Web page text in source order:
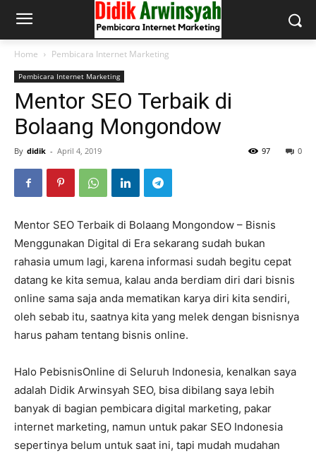
Home Pembicara Internet Marketing
Pembicara Internet Marketing
Mentor SEO Terbaik di
Bolaang Mongondow
By didik - April 4, 2019 0
97
Mentor SEO Terbaik di Bolaang Mongondow – Bisnis
Menggunakan Digital di Era sekarang sudah bukan
rahasia umum lagi, karena informasi sudah begitu cepat
datang ke kita semua, kalau anda berdiam diri dari bisnis
online sama saja anda mematikan karya diri kita sendiri,
oleh sebab itu, saatnya kita yang melek dengan bisnisnya
harus paham tentang bisnis online.
Halo PebisnisOnline di Seluruh Indonesia, kenalkan saya
adalah Didik Arwinsyah SEO, bisa dibilang saya lebih
banyak di bagian pembicara digital marketing, pakar
internet marketing, namun untuk pakar SEO Indonesia
sepertinya belum untuk saat ini, tapi mudah mudahan